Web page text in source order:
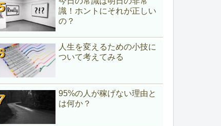
識！ホントにそれが正しい
の？
人生を変えるための小技に
ついて考えてみる
95%の人が稼げない理由と
は何か？